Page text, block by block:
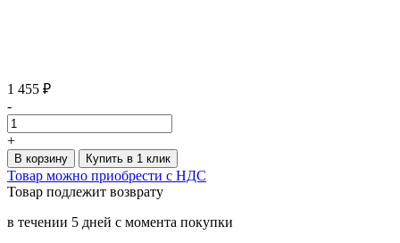
1 455 ₽
-
+
В корзину Купить в 1 клик
Товар можно приобрести с НДС
Товар подлежит возврату
в течении 5 дней с момента покупки